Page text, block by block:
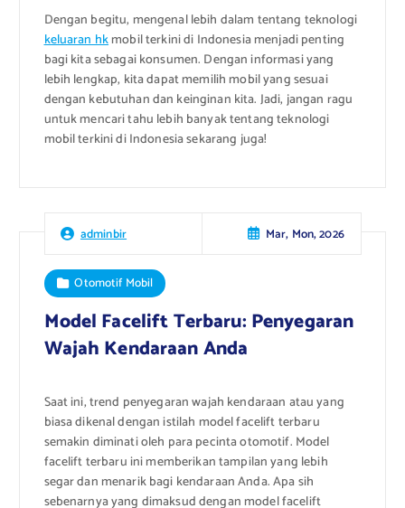
Dengan begitu, mengenal lebih dalam tentang teknologi
keluaran hkmobil terkini di Indonesia menjadi penting
bagi kita sebagai konsumen. Dengan informasi yang
lebih lengkap, kita dapat memilih mobil yang sesuai
dengan kebutuhan dan keinginan kita. Jadi, jangan ragu
untuk mencari tahu lebih banyak tentang teknologi
mobil terkini di Indonesia sekarang juga!
adminbir Mar, Mon, 2026
Otomotif Mobil
Model Facelift Terbaru: Penyegaran
Wajah Kendaraan Anda
Saat ini, trend penyegaran wajah kendaraan atau yang
biasa dikenal dengan istilah model facelift terbaru
semakin diminati oleh para pecinta otomotif. Model
facelift terbaru ini memberikan tampilan yang lebih
segar dan menarik bagi kendaraan Anda. Apa sih
sebenarnya yang dimaksud dengan model facelift